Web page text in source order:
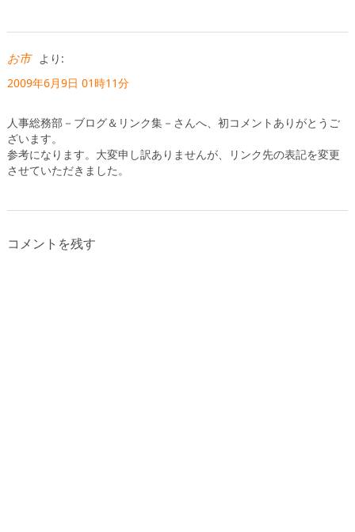
お市 より:
2009年6月9日 01時11分
人事総務部－ブログ＆リンク集－さんへ、初コメントありがとうご
ざいます。
参考になります。大変申し訳ありませんが、リンク先の表記を変更
させていただきました。
コメントを残す